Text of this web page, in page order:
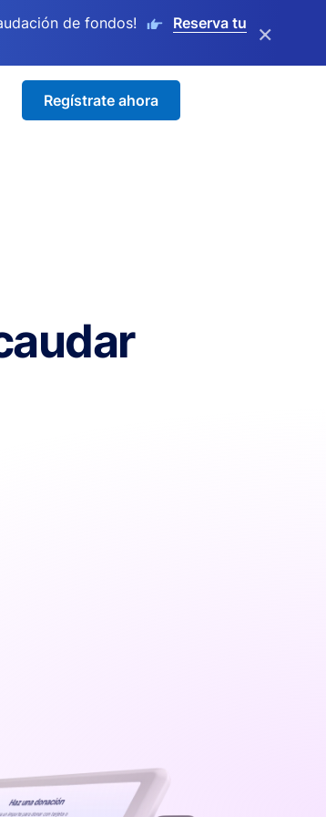
de fondos!
Reserva tu
×
Regístrate ahora